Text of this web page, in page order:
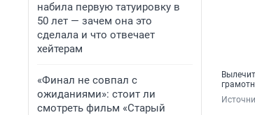
набила первую татуировку в
50 лет — зачем она это
сделала и что отвечает
хейтерам
«Финал не совпал с
ожиданиями»: стоит ли
смотреть фильм «Старый